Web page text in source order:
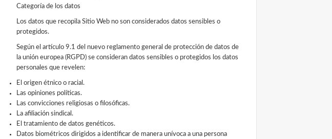
Categoría de los datos
Los datos que recopila Sitio Web no son considerados datos sensibles o
protegidos.
Según el artículo 9.1 del nuevo reglamento general de protección de datos de
la unión europea (RGPD) se consideran datos sensibles o protegidos los datos
personales que revelen:
El origen étnico o racial.
Las opiniones políticas.
Las convicciones religiosas o filosóficas.
La afiliación sindical.
El tratamiento de datos genéticos.
Datos biométricos dirigidos a identificar de manera unívoca a una persona